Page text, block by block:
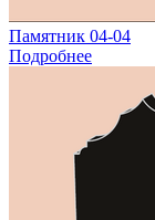
Памятник 04-04
Подробнее